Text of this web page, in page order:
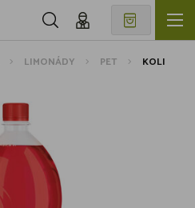
LIMONÁDY PET KOLI